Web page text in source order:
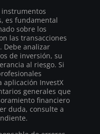
es fundamental
sobre los
las transacciones
Debe analizar
de inversión, su
al riesgo. Si
aplicación InvestX
generales que
financiero
duda, consulte a